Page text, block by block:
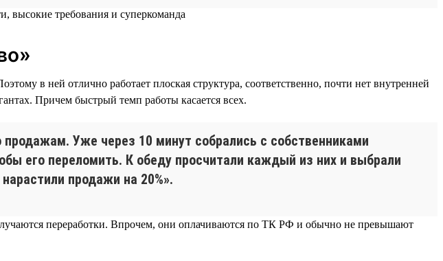
в ней отлично работает плоская структура, соответственно, почти нет внутренней
Причем быстрый темп работы касается всех.
Уже через 10 минут собрались с собственниками
его переломить. К обеду просчитали каждый из них и выбрали
продажи на 20%».
переработки. Впрочем, они оплачиваются по ТК РФ и обычно не превышают